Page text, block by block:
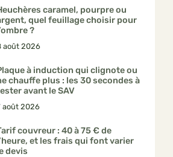
caramel, pourpre ou
quel feuillage choisir pour
?
août 2026
à induction qui clignote ou
chauffe plus : les 30 secondes à
avant le SAV
août 2026
couvreur : 40 à 75 € de
et les frais qui font varier
devis